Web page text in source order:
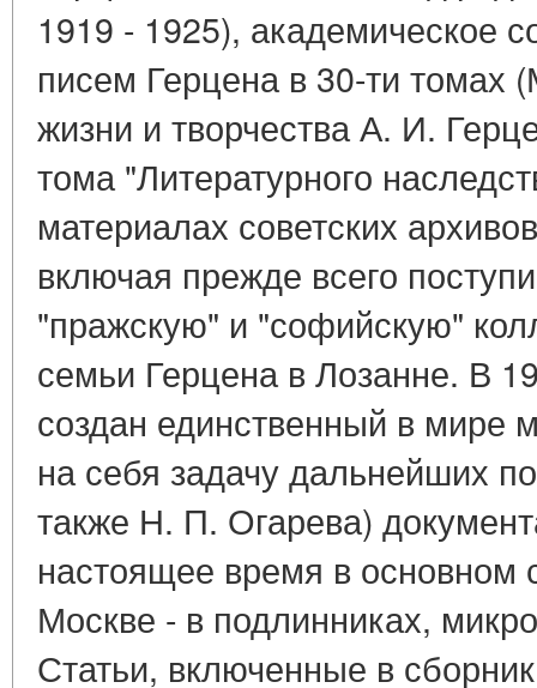
1919 - 1925), академическое
писем Герцена в 30-ти томах
жизни и творчества А. И.
тома "Литературного
материалах советских
включая прежде всего
"пражскую" и "софийскую"
семьи Герцена в Лозанне. В
создан единственный в мире
на себя задачу дальнейших
также Н. П. Огарева)
настоящее время в основном
Москве - в подлинниках,
Статьи, включенные в